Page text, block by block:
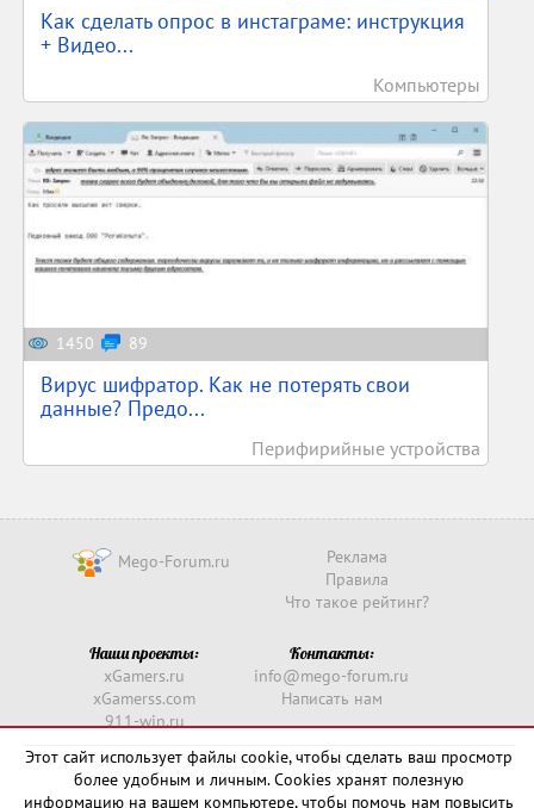
Как сделать опрос в инстаграме: инструкция
+ Видео...
Компьютеры
1450 89
Вирус шифратор. Как не потерять свои
данные? Предо...
Перифирийные устройства
Mego-Forum.ru
Реклама
Правила
Что такое рейтинг?
Наши проекты:
xGamers.ru
xGamerss.com
911-win.ru
Контакты:
info@mego-forum.ru
Написать нам
Copyright © 2016 -2026
Этот сайт использует файлы cookie, чтобы сделать ваш просмотр
более удобным и личным. Cookies хранят полезную
информацию на вашем компьютере, чтобы помочь нам повысить